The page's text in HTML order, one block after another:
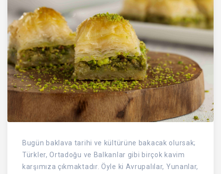
Bugün baklava tarihi ve kültürüne bakacak olursak;
Türkler, Ortadoğu ve Balkanlar gibi birçok kavim
karşımıza çıkmaktadır. Öyle ki Avrupalılar, Yunanlar,